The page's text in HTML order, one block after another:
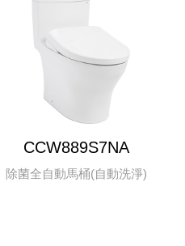
CCW889S7NA
除菌全自動馬桶(自動洗淨)